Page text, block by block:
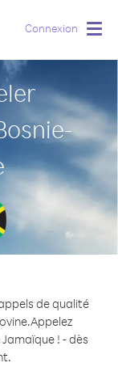
Connexion
de qualité
Appelez
! - dès